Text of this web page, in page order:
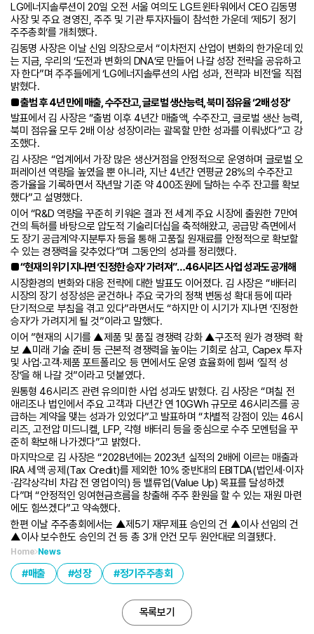
LG에너지솔루션이 20일 오전 서울 여의도 LG트윈타워에서 CEO 김동명
사장 및 주요 경영진, 주주 및 기관 투자자들이 참석한 가운데 ‘제5기 정기
주주총회’를 개최했다.
김동명 사장은 이날 신임 의장으로서 “이차전지 산업이 변화의 한가운데 있
는 지금, 우리의 ‘도전과 변화의 DNA’로 만들어 나갈 성장 전략을 공유하고
자 한다”며 주주들에게 ‘LG에너지솔루션의 사업 성과, 전략과 비전’을 직접
밝혔다.
■ 출범 후 4년 만에 매출, 수주잔고, 글로벌 생산능력, 북미 점유율 ‘2배 성장’
발표에서 김 사장은 “출범 이후 4년간 매출액, 수주잔고, 글로벌 생산 능력,
북미 점유율 모두 2배 이상 성장이라는 괄목할 만한 성과를 이뤄냈다”고 강
조했다.
김 사장은 “업계에서 가장 많은 생산거점을 안정적으로 운영하며 글로벌 오
퍼레이션 역량을 높였을 뿐 아니라, 지난 4년간 연평균 28%의 수주잔고
증가율을 기록하면서 작년말 기준 약 400조원에 달하는 수주 잔고를 확보
했다”고 설명했다.
이어 “R&D 역량을 꾸준히 키워온 결과 전 세계 주요 시장에 출원한 7만여
건의 특허를 바탕으로 압도적 기술리더십을 축적해왔고, 공급망 측면에서
도 장기 공급계약∙지분투자 등을 통해 고품질 원재료를 안정적으로 확보할
수 있는 경쟁력을 갖추었다”며 그동안의 성과를 정리했다.
■ “현재의 위기 지나면 ‘진정한 승자’ 가려져”…46시리즈 사업 성과도 공개해
시장환경의 변화와 대응 전략에 대한 발표도 이어졌다. 김 사장은 “배터리
시장의 장기 성장성은 굳건하나 주요 국가의 정책 변동성 확대 등에 따라
단기적으로 부침을 겪고 있다”라면서도 “하지만 이 시기가 지나면 ‘진정한
승자’가 가려지게 될 것”이라고 말했다.
이어 ”현재의 시기를 ▲제품 및 품질 경쟁력 강화 ▲구조적 원가 경쟁력 확
보 ▲미래 기술 준비 등 근본적 경쟁력을 높이는 기회로 삼고, Capex 투자
및 사업·고객·제품 포트폴리오 등 면에서도 운영 효율화에 힘써 ‘질적 성
장’을 해 나갈 것”이라고 덧붙였다.
원통형 46시리즈 관련 유의미한 사업 성과도 밝혔다. 김 사장은 “며칠 전
애리조나 법인에서 주요 고객과 다년간 연 10GWh 규모로 46시리즈를 공
급하는 계약을 맺는 성과가 있었다”고 발표하며 “차별적 강점이 있는 46시
리즈, 고전압 미드니켈, LFP, 각형 배터리 등을 중심으로 수주 모멘텀을 꾸
준히 확보해 나가겠다”고 밝혔다.
마지막으로 김 사장은 “2028년에는 2023년 실적의 2배에 이르는 매출과
IRA 세액 공제(Tax Credit)를 제외한 10% 중반대의 EBITDA(법인세∙이자
∙감각상각비 차감 전 영업이익) 등 밸류업(Value Up) 목표를 달성하겠
다”며 “안정적인 잉여현금흐름을 창출해 주주 환원을 할 수 있는 재원 마련
에도 힘쓰겠다”고 약속했다.
한편 이날 주주총회에서는 ▲제5기 재무제표 승인의 건 ▲이사 선임의 건
▲이사 보수한도 승인의 건 등 총 3개 안건 모두 원안대로 의결됐다.
Home News
매출 성장 정기주주총회
목록보기